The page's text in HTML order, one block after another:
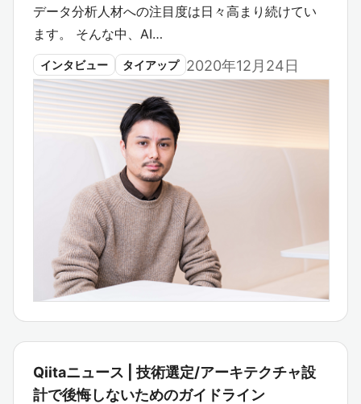
データ分析人材への注目度は日々高まり続けてい
ます。 そんな中、AI…
インタビュー タイアップ 2020年12月24日
Qiitaニュース | 技術選定/アーキテクチャ設
計で後悔しないためのガイドライン